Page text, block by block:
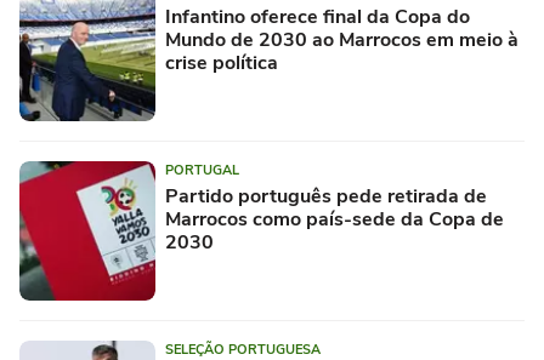
Infantino oferece final da Copa do
Mundo de 2030 ao Marrocos em meio à
crise política
PORTUGAL
Partido português pede retirada de
Marrocos como país-sede da Copa de
2030
SELEÇÃO PORTUGUESA